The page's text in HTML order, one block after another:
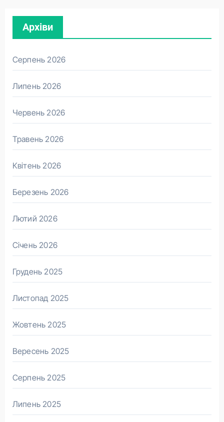
Архіви
Серпень 2026
Липень 2026
Червень 2026
Травень 2026
Квітень 2026
Березень 2026
Лютий 2026
Січень 2026
Грудень 2025
Листопад 2025
Жовтень 2025
Вересень 2025
Серпень 2025
Липень 2025